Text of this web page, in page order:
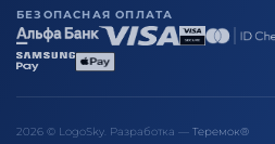
БЕЗОПАСНАЯ ОПЛАТА
2026 © LogoSky. Разработка — Теремок®